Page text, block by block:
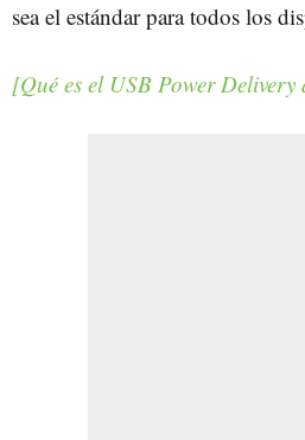
sea el estándar para todos los
[Qué es el USB Power